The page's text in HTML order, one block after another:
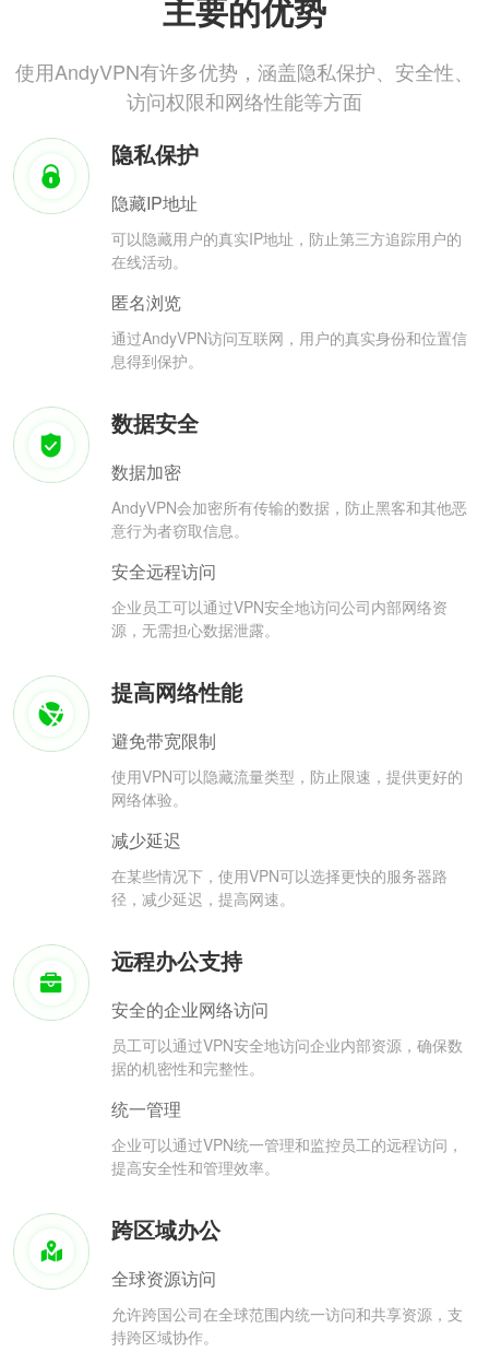
主要的优势
使用AndyVPN有许多优势，涵盖隐私保护、安全性、
访问权限和网络性能等方面
隐私保护
隐藏IP地址
可以隐藏用户的真实IP地址，防止第三方追踪用户的
在线活动。
匿名浏览
通过AndyVPN访问互联网，用户的真实身份和位置信
息得到保护。
数据安全
数据加密
AndyVPN会加密所有传输的数据，防止黑客和其他恶
意行为者窃取信息。
安全远程访问
企业员工可以通过VPN安全地访问公司内部网络资
源，无需担心数据泄露。
提高网络性能
避免带宽限制
使用VPN可以隐藏流量类型，防止限速，提供更好的
网络体验。
减少延迟
在某些情况下，使用VPN可以选择更快的服务器路
径，减少延迟，提高网速。
远程办公支持
安全的企业网络访问
员工可以通过VPN安全地访问企业内部资源，确保数
据的机密性和完整性。
统一管理
企业可以通过VPN统一管理和监控员工的远程访问，
提高安全性和管理效率。
跨区域办公
全球资源访问
允许跨国公司在全球范围内统一访问和共享资源，支
持跨区域协作。